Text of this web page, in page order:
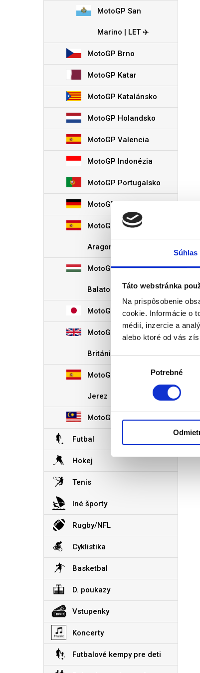
Súhlas
Táto webstránka
Na prispôsobenie
cookie. Informácie o
médií, inzercie a
alebo ktoré od vás
Potrebné
Hamburger SV
Hertha Berlín
Werder Bremen
DFB Pokal
Superpohár
Aberdeen FC
Rangers FC
Heart of Midlothian FC
MotoGP San
Marino | LET ✈️
MotoGP Brno
MotoGP Katar
MotoGP Katalánsko
MotoGP Holandsko
MotoGP Valencia
MotoGP Indonézia
MotoGP Portugalsko
MotoGP Nemecko
MotoGP Španielsko
Aragon
MotoGP Maďarsko -
Balaton
MotoGP Japonsko
MotoGP Velĺká
Británia
MotoGP Španielsko
Jerez
MotoGP Malajzia
Futbal
Hokej
Tenis
Iné športy
Rugby/NFL
Cyklistika
Basketbal
D. poukazy
Vstupenky
Koncerty
Futbalové kempy pre deti